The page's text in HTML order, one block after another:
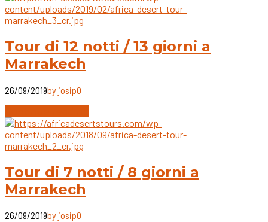
Tour di 12 notti / 13 giorni a
Marrakech
26/09/2019by josip0
Tour di 7 notti / 8 giorni a
Marrakech
26/09/2019by josip0